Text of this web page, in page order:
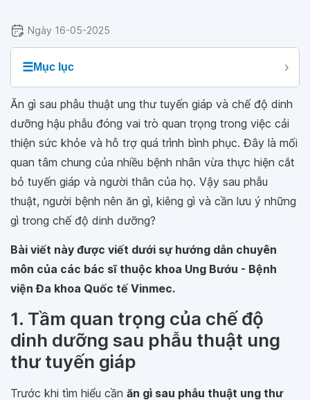
Ngày 16-05-2025
☰Mục lục
Ăn gì sau phẫu thuật ung thư tuyến giáp và chế độ dinh
dưỡng hậu phẫu đóng vai trò quan trọng trong việc cải
thiện sức khỏe và hỗ trợ quá trình bình phục. Đây là mối
quan tâm chung của nhiều bệnh nhân vừa thực hiện cắt
bỏ tuyến giáp và người thân của họ. Vậy sau phẫu
thuật, người bệnh nên ăn gì, kiêng gì và cần lưu ý những
gì trong chế độ dinh dưỡng?
Bài viết này được viết dưới sự hướng dẫn chuyên
môn của các bác sĩ thuộc khoa Ung Bướu - Bệnh
viện Đa khoa Quốc tế Vinmec.
1. Tầm quan trọng của chế độ
dinh dưỡng sau phẫu thuật ung
thư tuyến giáp
Trước khi tìm hiểu cần ăn gì sau phẫu thuật ung thư